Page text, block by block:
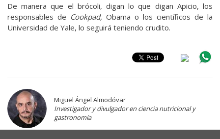
De manera que el brócoli, digan lo que digan Apicio, los
responsables de Cookpad, Obama o los científicos de la
Universidad de Yale, lo seguirá teniendo crudito.
Miguel Ángel Almodóvar
Investigador y divulgador en ciencia nutricional y
gastronomía